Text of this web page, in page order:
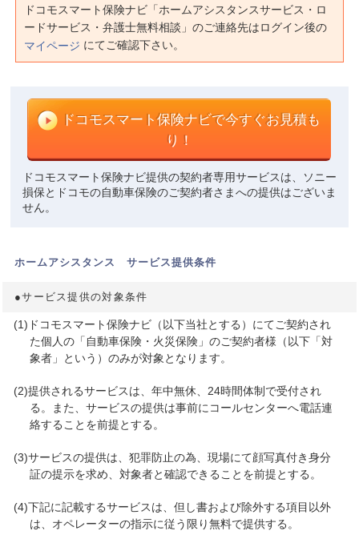
ドコモスマート保険ナビ「ホームアシスタンスサービス・ロ
ードサービス・弁護士無料相談」のご連絡先はログイン後の
マイページ にてご確認下さい。
ドコモスマート保険ナビで今すぐお見積も
り！
ドコモスマート保険ナビ提供の契約者専用サービスは、ソニー
損保とドコモの自動車保険のご契約者さまへの提供はございま
せん。
ホームアシスタンス サービス提供条件
●サービス提供の対象条件
(1)ドコモスマート保険ナビ（以下当社とする）にてご契約され
た個人の「自動車保険・火災保険」のご契約者様（以下「対
象者」という）のみが対象となります。
(2)提供されるサービスは、年中無休、24時間体制で受付され
る。また、サービスの提供は事前にコールセンターへ電話連
絡することを前提とする。
(3)サービスの提供は、犯罪防止の為、現場にて顔写真付き身分
証の提示を求め、対象者と確認できることを前提とする。
(4)下記に記載するサービスは、但し書および除外する項目以外
は、オペレーターの指示に従う限り無料で提供する。